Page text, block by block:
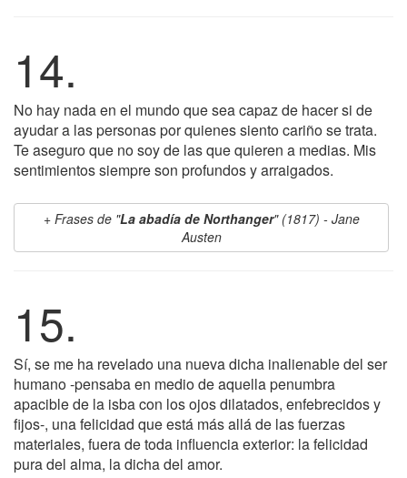
14.
No hay nada en el mundo que sea capaz de hacer si de
ayudar a las personas por quienes siento cariño se trata.
Te aseguro que no soy de las que quieren a medias. Mis
sentimientos siempre son profundos y arraigados.
Frases de "La abadía de Northanger" (1817) - Jane
Austen
15.
Sí, se me ha revelado una nueva dicha inalienable del ser
humano -pensaba en medio de aquella penumbra
apacible de la isba con los ojos dilatados, enfebrecidos y
fijos-, una felicidad que está más allá de las fuerzas
materiales, fuera de toda influencia exterior: la felicidad
pura del alma, la dicha del amor.